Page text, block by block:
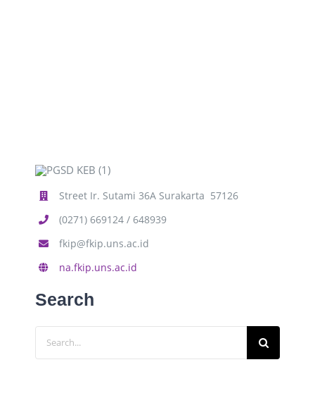
Street Ir. Sutami 36A Surakarta 57126
(0271) 669124 / 648939
fkip@fkip.uns.ac.id
na.fkip.uns.ac.id
Search
Search
for: